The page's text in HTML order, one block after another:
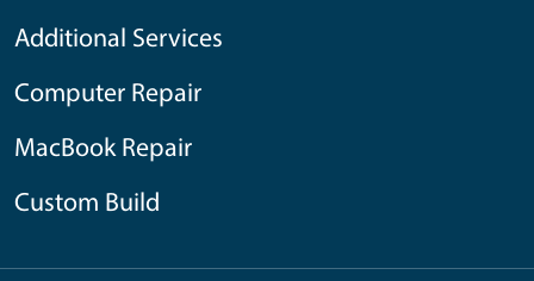
Additional Services
Computer Repair
MacBook Repair
Custom Build